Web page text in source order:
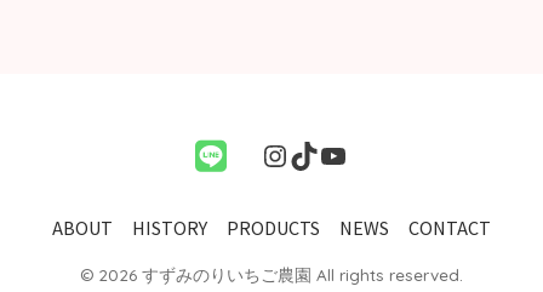
ABOUT HISTORY PRODUCTS NEWS CONTACT
© 2026 すずみのりいちご農園 All rights reserved.